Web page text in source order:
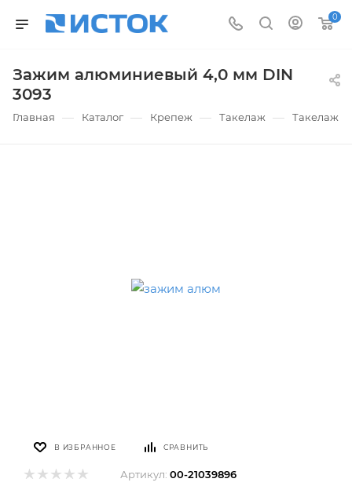
0
Зажим алюминиевый 4,0 мм DIN
3093
Главная — Каталог — Крепеж — Такелаж — Такелаж
В ИЗБРАННОЕ СРАВНИТЬ
Артикул: 00-21039896